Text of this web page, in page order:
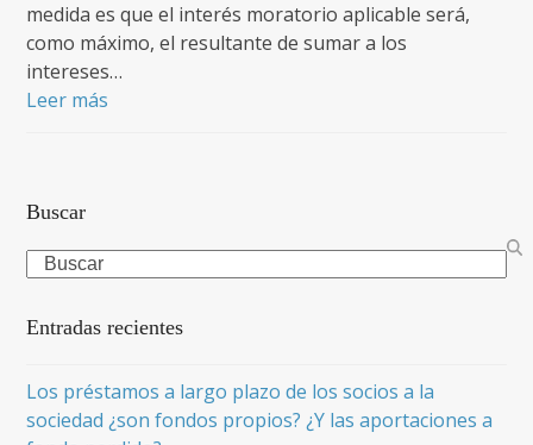
medida es que el interés moratorio aplicable será,
como máximo, el resultante de sumar a los
intereses…
Leer más
Buscar
Search
Entradas recientes
Los préstamos a largo plazo de los socios a la
sociedad ¿son fondos propios? ¿Y las aportaciones a